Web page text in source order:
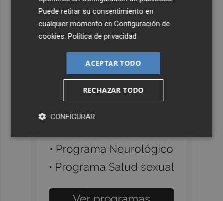
Puede retirar su consentimiento en
cualquier momento enConfiguración de
cookies.Política de privacidad
ACEPTAR TODO
RECHAZAR TODO
CONFIGURAR